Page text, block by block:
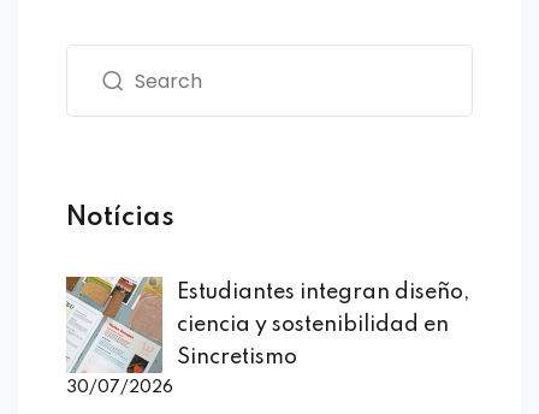
Notícias
Estudiantes integran diseño,
ciencia y sostenibilidad en
Sincretismo
30/07/2026